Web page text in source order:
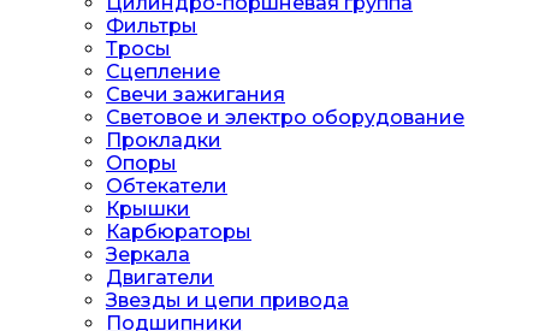
Фильтры
Тросы
Сцепление
Свечи зажигания
Световое и электро оборудование
Прокладки
Опоры
Обтекатели
Крышки
Карбюраторы
Зеркала
Двигатели
Звезды и цепи привода
Подшипники